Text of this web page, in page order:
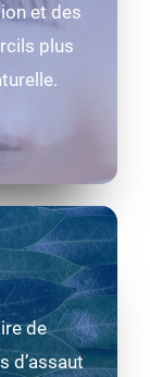
et des
plus
de
d’assaut